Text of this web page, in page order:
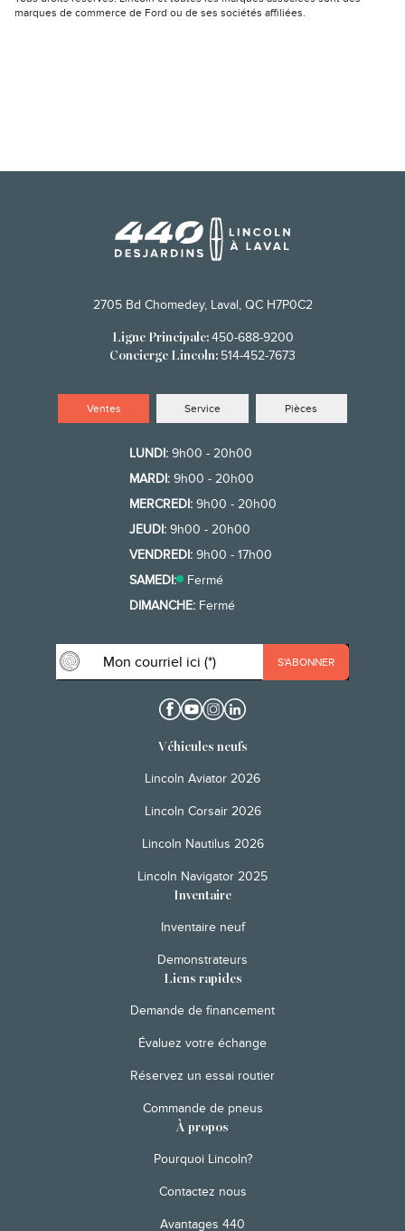
marques de commerce de Ford ou de ses sociétés affiliées.
2705 Bd Chomedey, Laval, QC H7P0C2
Ligne Principale: 450-688-9200
Concierge Lincoln: 514-452-7673
Ventes Service Pièces
LUNDI: 9h00 - 20h00
MARDI: 9h00 - 20h00
MERCREDI: 9h00 - 20h00
JEUDI: 9h00 - 20h00
VENDREDI: 9h00 - 17h00
SAMEDI:
Fermé
DIMANCHE: Fermé
Véhicules neufs
Lincoln Aviator 2026
Lincoln Corsair 2026
Lincoln Nautilus 2026
Lincoln Navigator 2025
Inventaire
Inventaire neuf
Demonstrateurs
Liens rapides
Demande de financement
Évaluez votre échange
Réservez un essai routier
Commande de pneus
À propos
Pourquoi Lincoln?
Contactez nous
Avantages 440